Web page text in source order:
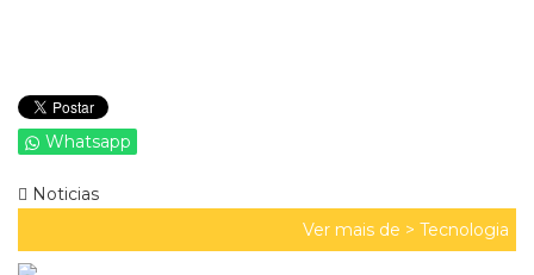
Whatsapp
Noticias
Ver mais de > Tecnologia